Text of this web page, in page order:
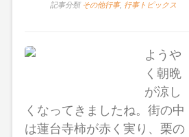
記事分類 その他行事, 行事トピックス
ようや
く朝晩
が涼し
くなってきましたね。街の中
は蓮台寺柿が赤く実り、栗の